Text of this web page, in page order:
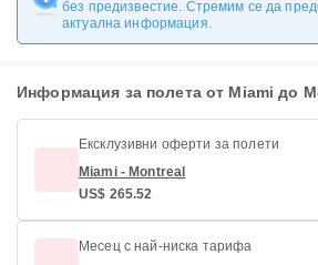
без предизвестие. Стремим се да
актуална информация.
Информация за полета от Miami до
Ексклузивни оферти за полети
Miami - Montreal
US$ 265.52
Месец с най-ниска тарифа